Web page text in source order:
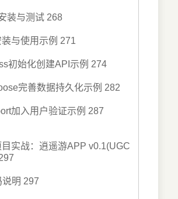
装与测试 268
与使用示例 271
初始化创建API示例 274
完善数据持久化示例 282
加入用户验证示例 287
实战：逍遥游APP v0.1(UGC
明 297